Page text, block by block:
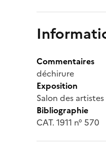
Commentaires
déchirure
Exposition
Salon des artistes
Bibliographie
CAT. 1911 n° 570